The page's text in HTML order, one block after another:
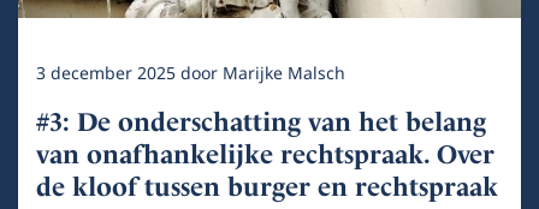
3 december 2025door Marijke Malsch
#3: De onderschatting van het belang
van onafhankelijke rechtspraak. Over
de kloof tussen burger en rechtspraak